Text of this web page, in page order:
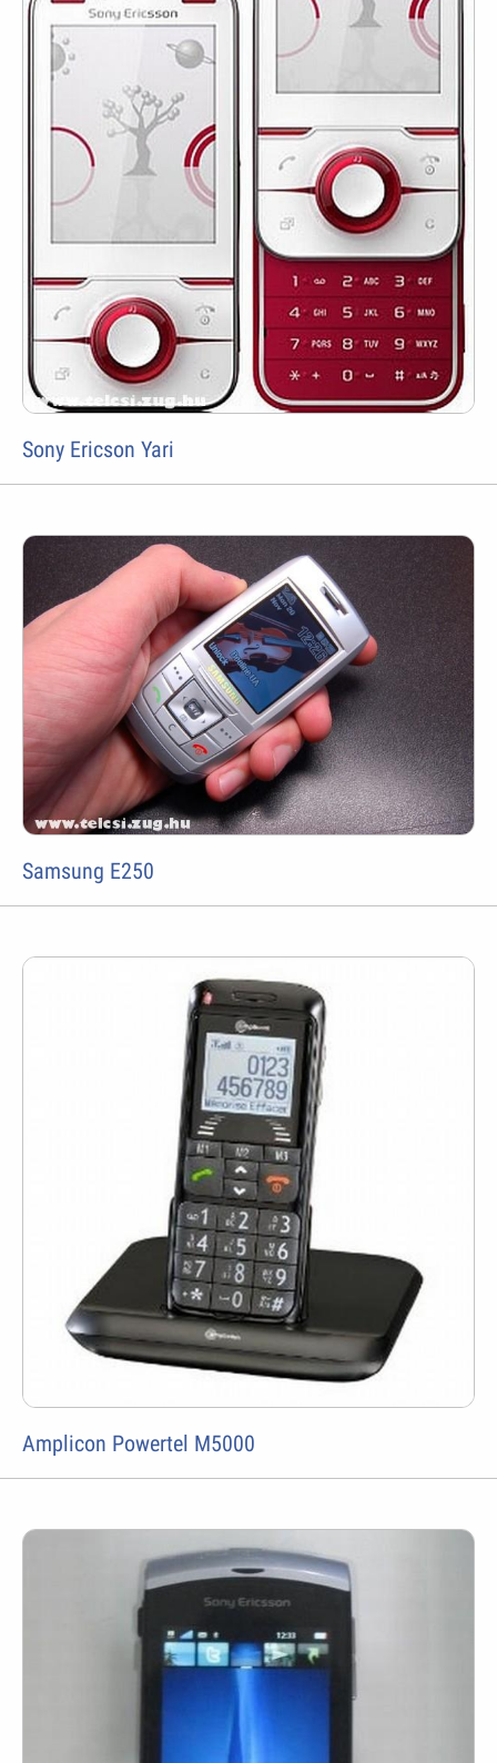
Sony Ericson Yari
Samsung E250
Amplicon Powertel M5000